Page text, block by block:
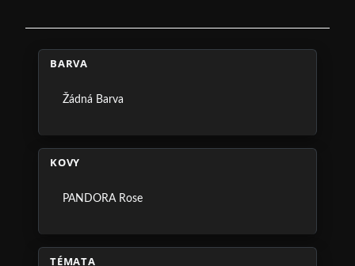
BARVA
Žádná Barva
KOVY
PANDORA Rose
TÉMATA